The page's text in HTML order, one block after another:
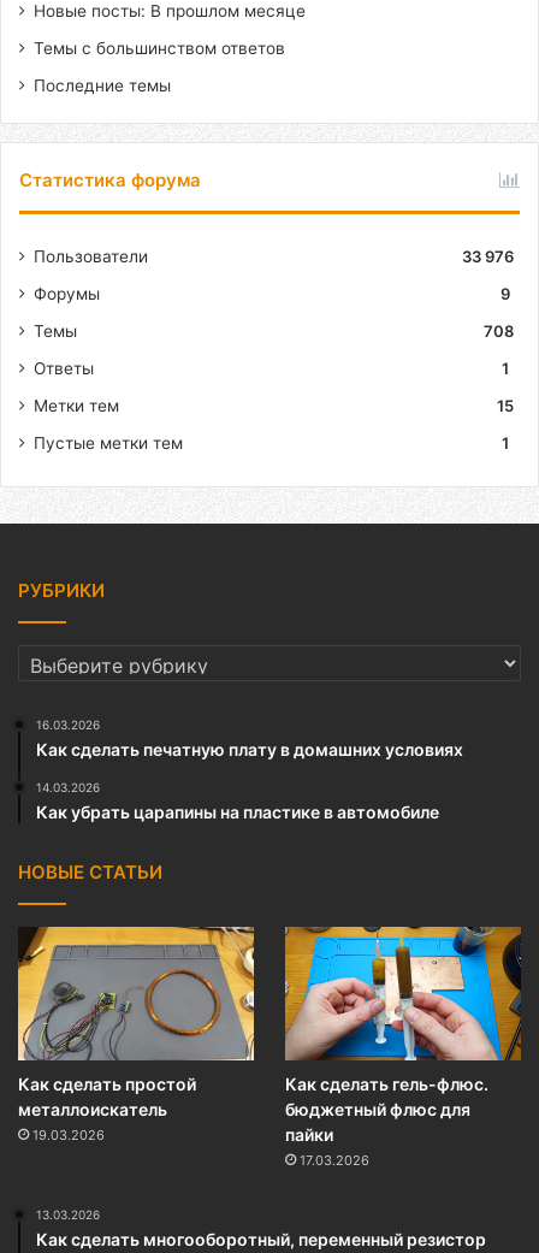
Новые посты: В прошлом месяце
Темы с большинством ответов
Последние темы
Статистика форума
Пользователи
33 976
Форумы
9
Темы
708
Ответы
1
Метки тем
15
Пустые метки тем
1
РУБРИКИ
РУБРИКИ
16.03.2026
Как сделать печатную плату в домашних условиях
14.03.2026
Как убрать царапины на пластике в автомобиле
НОВЫЕ СТАТЬИ
Как сделать простой
металлоискатель
19.03.2026
Как сделать гель-флюс.
бюджетный флюс для
пайки
17.03.2026
13.03.2026
Как сделать многооборотный, переменный резистор